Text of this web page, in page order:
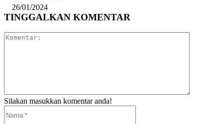
26/01/2024
TINGGALKAN KOMENTAR
Silakan masukkan komentar anda!